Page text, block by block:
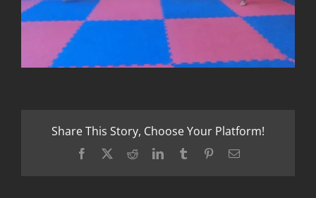
Share This Story, Choose Your Platform!
Facebook RedditLinkedInTumblr PinterestEmail